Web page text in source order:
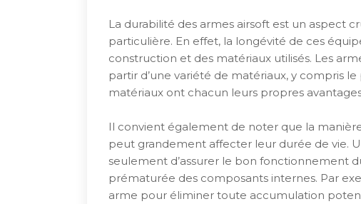
La durabilité des armes airsoft est un aspect
particulière. En effet, la longévité de ces
construction et des matériaux utilisés. Les
partir d’une variété de matériaux, y compris
matériaux ont chacun leurs propres
Il convient également de noter que la
peut grandement affecter leur durée de vie.
seulement d’assurer le bon fonctionnement
prématurée des composants internes. Par
arme pour éliminer toute accumulation